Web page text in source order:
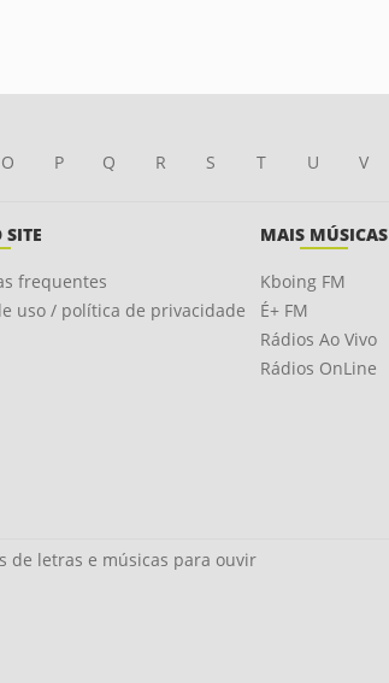
O P Q R S T U V
SITE
frequentes
uso / política de privacidade
MAIS MÚSICAS
Kboing FM
É+ FM
Rádios Ao Vivo
Rádios OnLine
de letras e músicas para ouvir